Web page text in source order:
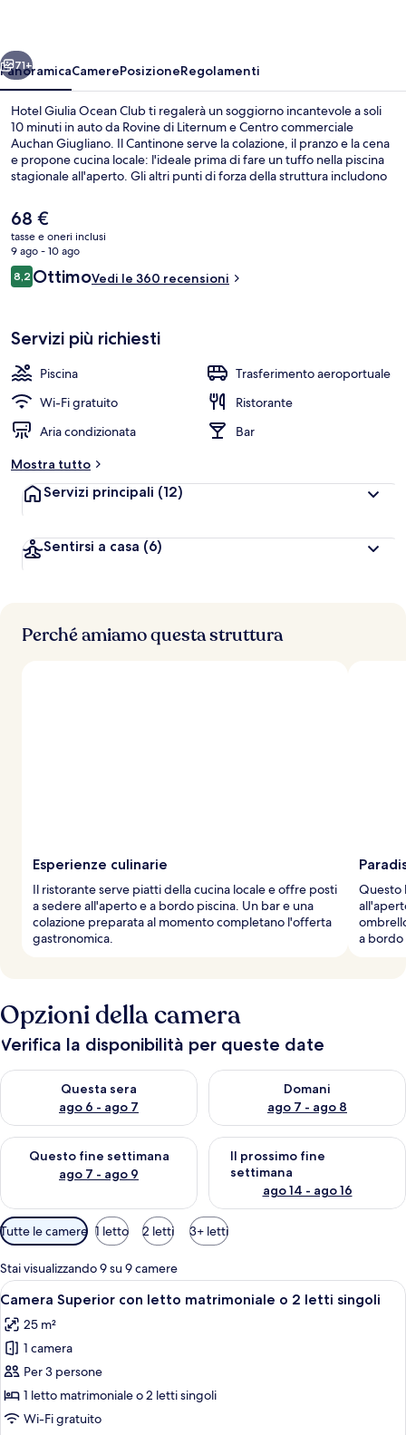
Avanti
71+
PanoramicaCamerePosizioneRegolamenti
Hotel Giulia Ocean Club ti regalerà un soggiorno incantevole a soli
10 minuti in auto da Rovine di Liternum e Centro commerciale
Auchan Giugliano. Il Cantinone serve la colazione, il pranzo e la cena
e propone cucina locale: l'ideale prima di fare un tuffo nella piscina
stagionale all'aperto. Gli altri punti di forza della struttura includono
Il
prezzo
attuale
è
68 €
68 €
tasse e oneri inclusi
9 ago - 10 ago
Recensioni
8,28,2 su 10
OttimoVedi le 360 recensioni
Servizi più richiesti
Piscina
Trasferimento aeroportuale
Wi-Fi gratuito
Ristorante
Aria condizionata
Bar
Mostra tutto
Servizi principali (12)
Sentirsi a casa (6)
Perché amiamo questa struttura
Esperienze culinarie
Il ristorante serve piatti della cucina locale e offre posti
a sedere all'aperto e a bordo piscina. Un bar e una
colazione preparata al momento completano l'offerta
gastronomica.
Questo
a bordo
Opzioni della camera
Verifica la disponibilità per queste date
Questa sera
ago 6 - ago 7
Verifica la disponibilità per questa sera, ago 6 - ago 7
Domani
ago 7 - ago 8
Verifica la disponibilità per
Questo fine settimana
ago 7 - ago 9
Verifica la disponibilità per questo fine settimana, ago 7 - ago
Il prossimo fine
settimana
ago 14 - ago 16
Verifica la disponibilità per il
Filtri
disponibili
per
le
camere
Tutte le camere 1 letto 2 letti 3+ letti
Stai visualizzando 9 su 9 camere
Apri
tutte
le
foto
per
Camera
Superior
Una camera d'albergo moderna con
9
Camera Superior con letto matrimoniale o 2 letti singoli
25 m²
1 camera
Per 3 persone
1 letto matrimoniale o 2 letti singoli
Wi-Fi gratuito